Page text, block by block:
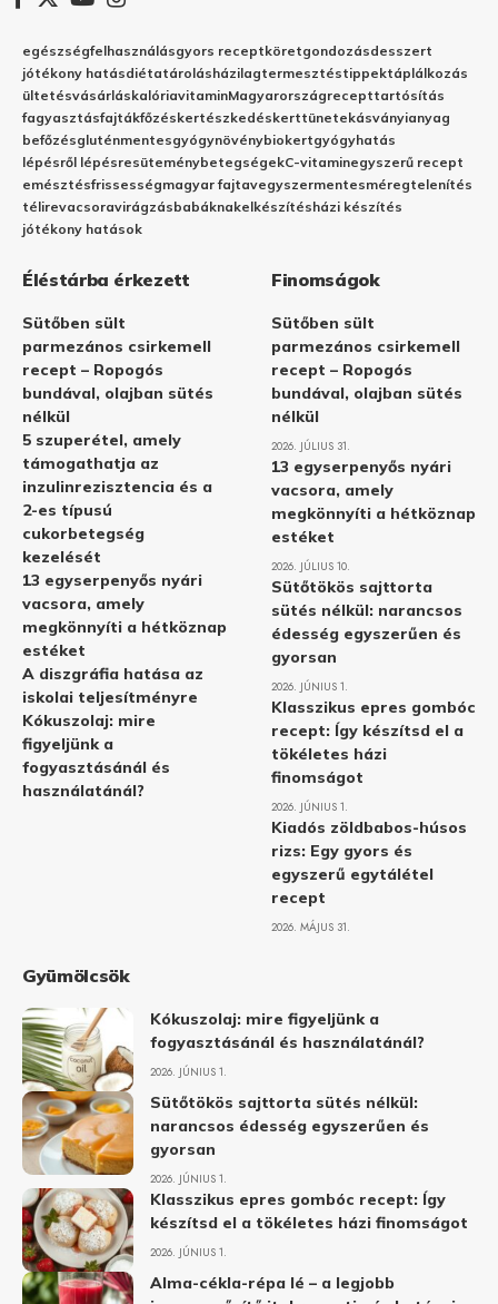
egészségfelhasználásgyors receptköretgondozásdesszert
jótékony hatásdiétatárolásházilagtermesztéstippektáplálkozás
ültetésvásárláskalóriavitaminMagyarországrecepttartósítás
fagyasztásfajtákfőzéskertészkedéskerttünetekásványianyag
befőzésgluténmentesgyógynövénybiokertgyógyhatás
lépésről lépésresüteménybetegségekC-vitaminegyszerű recept
emésztésfrissességmagyar fajtavegyszermentesméregtelenítés
télirevacsoravirágzásbabáknakelkészítésházi készítés
jótékony hatások
Éléstárba érkezett
Sütőben sült
parmezános csirkemell
recept – Ropogós
bundával, olajban sütés
nélkül
5 szuperétel, amely
támogathatja az
inzulinrezisztencia és a
2-es típusú
cukorbetegség
kezelését
13 egyserpenyős nyári
vacsora, amely
megkönnyíti a hétköznap
estéket
A diszgráfia hatása az
iskolai teljesítményre
Kókuszolaj: mire
figyeljünk a
fogyasztásánál és
használatánál?
Finomságok
Sütőben sült
parmezános csirkemell
recept – Ropogós
bundával, olajban sütés
nélkül
2026. JÚLIUS 31.
13 egyserpenyős nyári
vacsora, amely
megkönnyíti a hétköznap
estéket
2026. JÚLIUS 10.
Sütőtökös sajttorta
sütés nélkül: narancsos
édesség egyszerűen és
gyorsan
2026. JÚNIUS 1.
Klasszikus epres gombóc
recept: Így készítsd el a
tökéletes házi
finomságot
2026. JÚNIUS 1.
Kiadós zöldbabos-húsos
rizs: Egy gyors és
egyszerű egytálétel
recept
2026. MÁJUS 31.
Gyümölcsök
Kókuszolaj: mire figyeljünk a
fogyasztásánál és használatánál?
2026. JÚNIUS 1.
Sütőtökös sajttorta sütés nélkül:
narancsos édesség egyszerűen és
gyorsan
2026. JÚNIUS 1.
Klasszikus epres gombóc recept: Így
készítsd el a tökéletes házi finomságot
2026. JÚNIUS 1.
Alma-cékla-répa lé – a legjobb